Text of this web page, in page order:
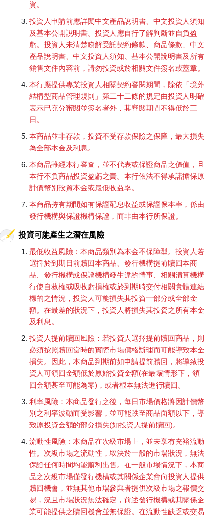
資。
投資人申購前應詳閱中文產品說明書、中文投資人須知
及基本公開說明書。投資人應自行了解判斷並自負盈
虧。投資人未清楚瞭解受託契約條款、商品條款、中文
產品說明書、中文投資人須知、基本公開說明書及所有
銷售文件內容前，請勿投資或於相關文件簽名或蓋章。
本行應提供專業投資人相關契約審閱期間，除依「境外
結構型商品管理規則」第二十二條的規定由投資人明確
表示已充分審閱並簽名者外，其審閱期間不得低於三
日。
本商品並非存款，投資不受存款保險之保障，最大損失
為全部本金及利息。
本商品雖經本行審查，並不代表或保證商品之價值，且
本行不負商品投資盈虧之責。本行依法不得承諾擔保原
計價幣別投資本金或最低收益率。
本商品持有期間如有保證配息收益或保證保本率，係由
發行機構與保證機構保證，而非由本行所保證。
投資可能產生之潛在風險
最低收益風險：本商品類別為本金不保障型。投資人若
選擇於到期日前贖回本商品、發行機構提前贖回本商
品、發行機構或保證機構發生違約情事、相關清算機構
行使自救權或吸收虧損權或於到期時交付相關實體連結
標的之情況，投資人可能損失其投資一部分或全部金
額。在最差的狀況下，投資人將損失其投資之所有本金
及利息。
投資人提前贖回風險：若投資人選擇提前贖回商品，則
必須按照贖回當時的實際市場價格辦理而可能導致本金
損失。因此，本商品到期前如申請提前贖回，將導致投
資人可領回金額低於原始投資金額(在最壞情形下，領
回金額甚至可能為零)，或者根本無法進行贖回。
利率風險：本商品發行之後，每日市場價格將因計價幣
別之利率波動而受影響，並可能跌至商品面額以下，導
致原投資金額的部分損失(如投資人提前贖回)。
流動性風險：本商品在次級市場上，並未享有充裕流動
性。次級市場之流動性，取決於一般的市場狀況，無法
保證任何時間均能順利出售。在一般市場情況下，本商
品之次級市場僅發行機構或其關係企業會向投資人提供
贖回機會，並無其他市場參與者提供次級市場之報價交
易，況且市場狀況無法確定，前述發行機構或其關係企
業可能提供之贖回機會並無保證。在流動性缺乏或交易